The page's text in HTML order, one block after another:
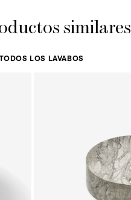
similares
LOS LAVABOS